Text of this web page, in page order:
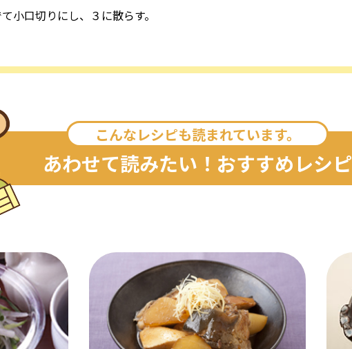
小口切りにし、３に散らす。
こんなレシピも読まれています。
あわせて読みたい！おすすめレシピ